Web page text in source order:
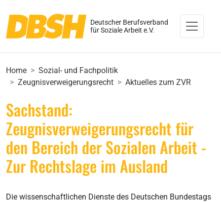
Deutscher Berufsverband
für Soziale Arbeit e.V.
Home
Sozial- und Fachpolitik
Zeugnisverweigerungsrecht
Aktuelles zum ZVR
Sachstand:
Zeugnisverweigerungsrecht für
den Bereich der Sozialen Arbeit -
Zur Rechtslage im Ausland
Die wissenschaftlichen Dienste des Deutschen Bundestags